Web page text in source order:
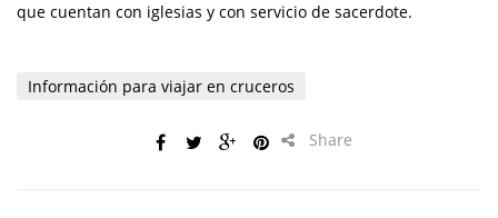
que cuentan con iglesias y con servicio de sacerdote.
Información para viajar en cruceros
Share